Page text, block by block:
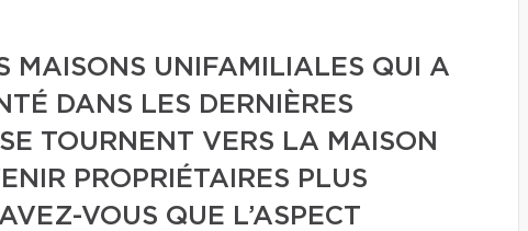
MAISONS UNIFAMILIALES QUI A
DANS LES DERNIÈRES
TOURNENT VERS LA MAISON
PROPRIÉTAIRES PLUS
VOUS QUE L’ASPECT